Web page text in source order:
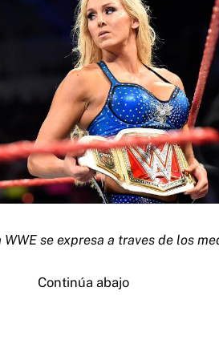
se expresa a traves de los
Continúa abajo